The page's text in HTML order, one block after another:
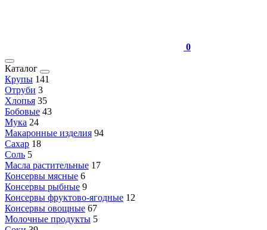
0
Каталог
Крупы 141
Отруби 3
Хлопья 35
Бобовые 43
Мука 24
Макаронные изделия 94
Сахар 18
Соль 5
Масла растительные 17
Консервы мясные 6
Консервы рыбные 9
Консервы фруктово-ягодные 12
Консервы овощные 67
Молочные продукты 5